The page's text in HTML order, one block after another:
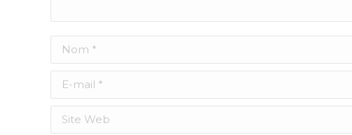
Nom *
E-mail *
Site Web